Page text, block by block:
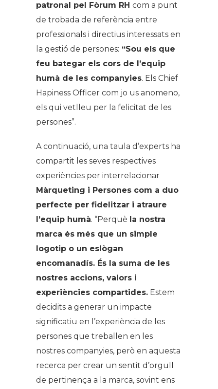
patronal pel Fòrum RH com a punt
de trobada de referència entre
professionals i directius interessats en
la gestió de persones: “Sou els que
feu bategar els cors de l’equip
humà de les companyies. Els Chief
Hapiness Officer com jo us anomeno,
els qui vetlleu per la felicitat de les
persones”.
A continuació, una taula d’experts ha
compartit les seves respectives
experiències per interrelacionar
Màrqueting i Persones com a duo
perfecte per fidelitzar i atraure
l’equip humà. “Perquè la nostra
marca és més que un simple
logotip o un eslògan
encomanadís. És la suma de les
nostres accions, valors i
experiències compartides. Estem
decidits a generar un impacte
significatiu en l’experiència de les
persones que treballen en les
nostres companyies, però en aquesta
recerca per crear un sentit d’orgull
de pertinença a la marca, sovint ens